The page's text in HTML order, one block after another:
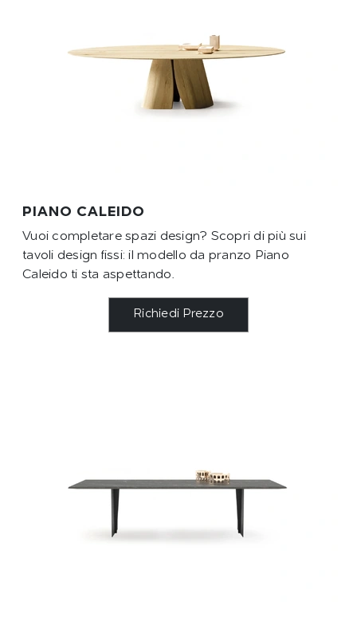
PIANO CALEIDO
Vuoi completare spazi design? Scopri di più sui
tavoli design fissi: il modello da pranzo Piano
Caleido ti sta aspettando.
Richiedi Prezzo